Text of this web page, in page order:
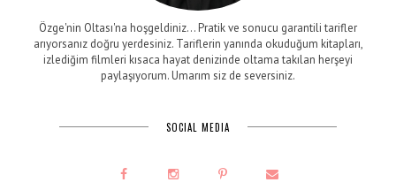
Özge'nin Oltası'na hoşgeldiniz... Pratik ve sonucu garantili tarifler
arıyorsanız doğru yerdesiniz. Tariflerin yanında okuduğum kitapları,
izlediğim filmleri kısaca hayat denizinde oltama takılan herşeyi
paylaşıyorum. Umarım siz de seversiniz.
SOCIAL MEDIA